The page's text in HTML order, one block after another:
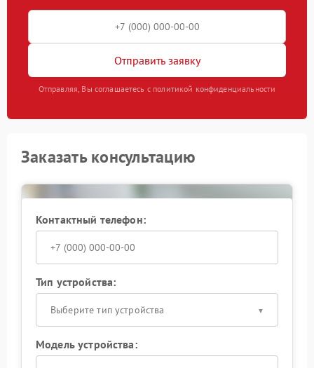
Отправить заявку
Отправляя, Вы соглашаетесь с политикой конфиденциальности
Заказать консультацию
Контактный телефон:
Тип устройства:
Выберите тип устройства
Модель устройства: